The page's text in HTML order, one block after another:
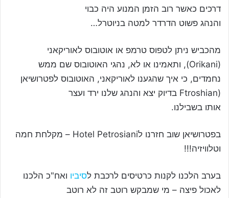
דרכים כאשר רוב הזמן המנוע היה כבוי
והנהג פשוט הדרדר למטה בניוטרל…
מהכביש ניתן לטפוס טרמפ או אוטובוס לאוריקאני
(Orikani), ותאמינו או לא, נהגי האוטובוס שם ממש
נחמדים, כי איך שהגענו לאוריקאני, האוטובוס לפטרושיאן
(Ftroshian בדיוק יצא והנהג שלנו ירד ועצר
אותו בשבילנו.
בפטרושיאן שוב חזרנו לHotel Petrosiani – מקלחת חמה
וטלוויזיה!!!
בערב הלכנו לקנות כרטיסים לרכבת לסיביו ואח"כ הלכנו
לאכול פיצה – מי שמבקש רוטב זה לא רוטב